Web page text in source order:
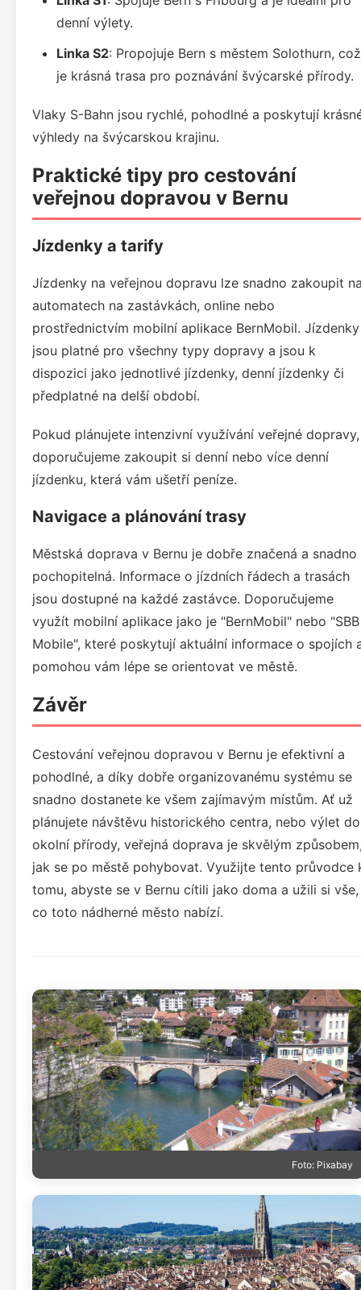
denní výlety.
Linka S2: Propojuje Bern s městem Solothurn, což
je krásná trasa pro poznávání švýcarské přírody.
Vlaky S-Bahn jsou rychlé, pohodlné a poskytují
výhledy na švýcarskou krajinu.
Praktické tipy pro cestování
veřejnou dopravou v Bernu
Jízdenky a tarify
Jízdenky na veřejnou dopravu lze snadno zakoupit
automatech na zastávkách, online nebo
prostřednictvím mobilní aplikace BernMobil. Jízdenky
jsou platné pro všechny typy dopravy a jsou k
dispozici jako jednotlivé jízdenky, denní jízdenky či
předplatné na delší období.
Pokud plánujete intenzivní využívání veřejné dopravy,
doporučujeme zakoupit si denní nebo více denní
jízdenku, která vám ušetří peníze.
Navigace a plánování trasy
Městská doprava v Bernu je dobře značená a snadno
pochopitelná. Informace o jízdních řádech a trasách
jsou dostupné na každé zastávce. Doporučujeme
využít mobilní aplikace jako je "BernMobil" nebo "SBB
Mobile", které poskytují aktuální informace o spojích
pomohou vám lépe se orientovat ve městě.
Závěr
Cestování veřejnou dopravou v Bernu je efektivní a
pohodlné, a díky dobře organizovanému systému se
snadno dostanete ke všem zajímavým místům. Ať už
plánujete návštěvu historického centra, nebo výlet do
okolní přírody, veřejná doprava je skvělým
jak se po městě pohybovat. Využijte tento průvodce
tomu, abyste se v Bernu cítili jako doma a užili si vše,
co toto nádherné město nabízí.
Foto: Pixabay